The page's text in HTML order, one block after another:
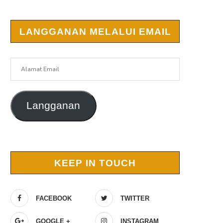
LANGGANAN MELALUI EMAIL
Langganan
KEEP IN TOUCH
FACEBOOK TWITTER
GOOGLE + INSTAGRAM